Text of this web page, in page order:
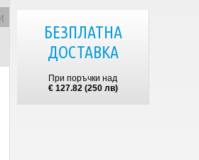
БЕЗПЛАТНА
ДОСТАВКА
При поръчки над
€ 127.82 (250 лв)